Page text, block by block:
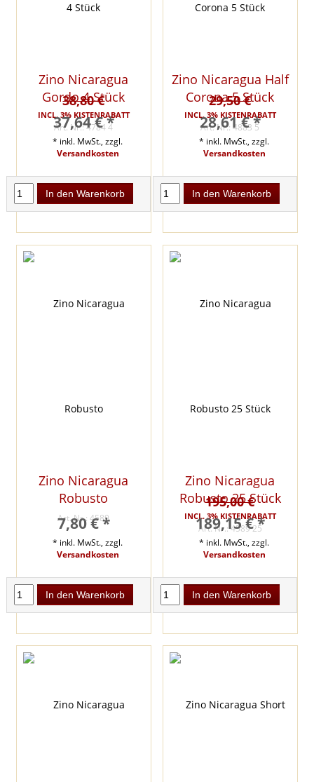
Zino Nicaragua
Gordo 4 Stück
INCL. 3% KISTENRABATT
Art. Nr.: 4784 4
37,64 € *
38,80 €
* inkl. MwSt., zzgl.
Versandkosten
In den Warenkorb
Zino Nicaragua Half
Corona 5 Stück
INCL. 3% KISTENRABATT
Art. Nr.: 4883 5
28,61 € *
29,50 €
* inkl. MwSt., zzgl.
Versandkosten
In den Warenkorb
Zino Nicaragua
Robusto
Art. Nr.: 4589
7,80 € *
* inkl. MwSt., zzgl.
Versandkosten
In den Warenkorb
Zino Nicaragua
Robusto 25 Stück
INCL. 3% KISTENRABATT
Art. Nr.: 4589 25
189,15 € *
195,00 €
* inkl. MwSt., zzgl.
Versandkosten
In den Warenkorb